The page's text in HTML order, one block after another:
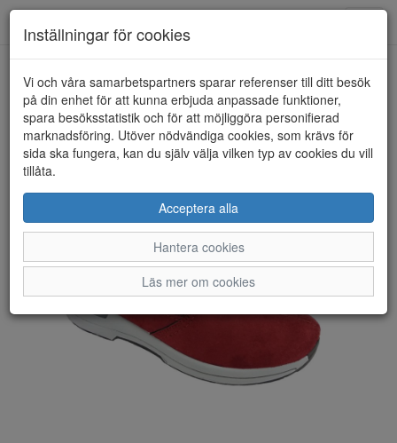
HEM ARA
Inställningar för cookies
Vi och våra samarbetspartners sparar referenser till ditt besök
på din enhet för att kunna erbjuda anpassade funktioner,
spara besöksstatistik och för att möjliggöra personifierad
marknadsföring. Utöver nödvändiga cookies, som krävs för
sida ska fungera, kan du själv välja vilken typ av cookies du vill
tillåta.
Acceptera alla
Hantera cookies
Läs mer om cookies